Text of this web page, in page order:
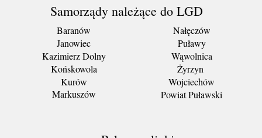
Samorządy należące do LGD
Baranów
Janowiec
Kazimierz Dolny
Końskowola
Kurów
Markuszów
Nałęczów
Puławy
Wąwolnica
Żyrzyn
Wojciechów
Powiat Puławski